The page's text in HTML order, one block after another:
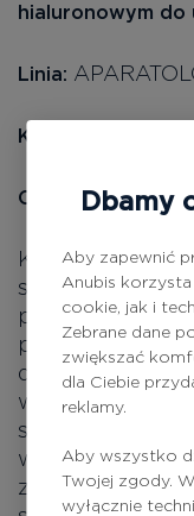
hialuronowym do
Linia:
Kategoria:
Opis produktu:
Krem jest
stosowania z
poprawia
penetracji
do urządzeń o
wszelkich
składzie
wzmacnia
zapewnia
Dbamy
Aby zapewnić
Anubis
cookie, jak i
Zebrane dane
zwiększać
dla Ciebie
reklamy.
Aby wszystko
Twojej zgody.
wyłącznie